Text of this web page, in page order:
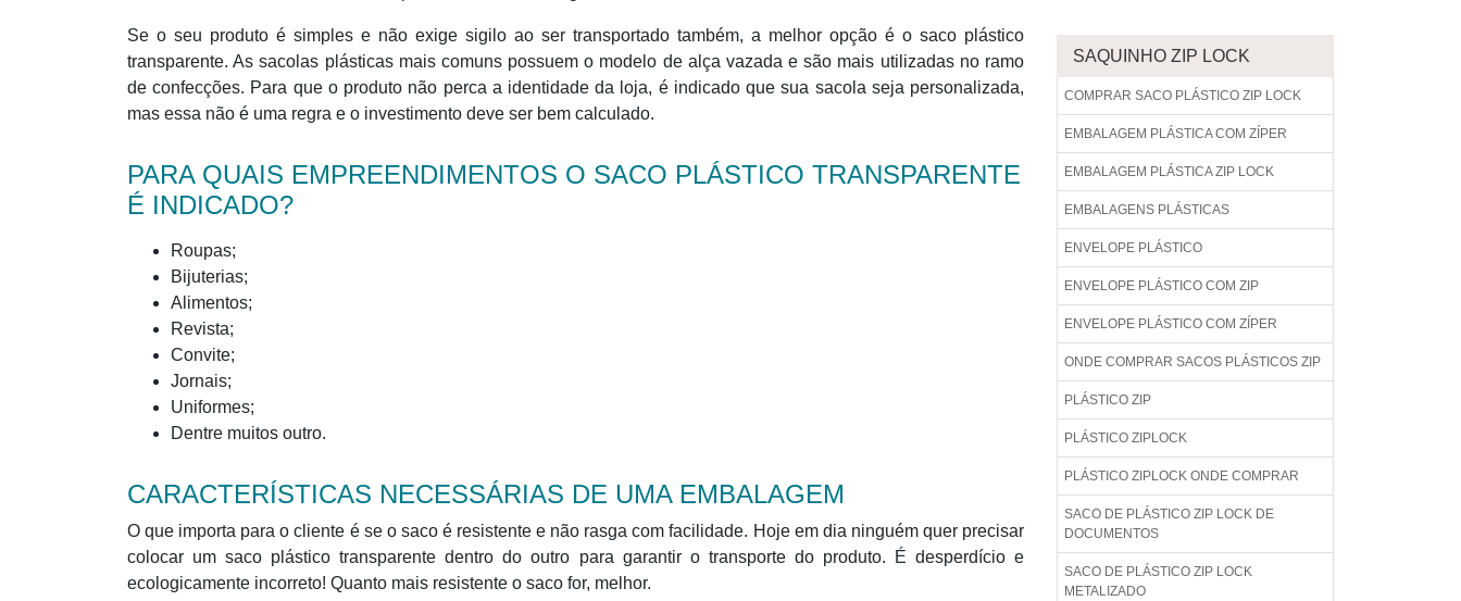
Se o seu produto é simples e não exige sigilo ao ser transportado também, a melhor opção é o saco plástico
transparente. As sacolas plásticas mais comuns possuem o modelo de alça vazada e são mais utilizadas no ramo
de confecções. Para que o produto não perca a identidade da loja, é indicado que sua sacola seja personalizada,
mas essa não é uma regra e o investimento deve ser bem calculado.
PARA QUAIS EMPREENDIMENTOS O SACO PLÁSTICO TRANSPARENTE
É INDICADO?
Roupas;
Bijuterias;
Alimentos;
Revista;
Convite;
Jornais;
Uniformes;
Dentre muitos outro.
CARACTERÍSTICAS NECESSÁRIAS DE UMA EMBALAGEM
O que importa para o cliente é se o saco é resistente e não rasga com facilidade. Hoje em dia ninguém quer precisar
colocar um saco plástico transparente dentro do outro para garantir o transporte do produto. É desperdício e
ecologicamente incorreto! Quanto mais resistente o saco for, melhor.
SAQUINHO ZIP LOCK
COMPRAR SACO PLÁSTICO ZIP LOCK
EMBALAGEM PLÁSTICA COM ZÍPER
EMBALAGEM PLÁSTICA ZIP LOCK
EMBALAGENS PLÁSTICAS
ENVELOPE PLÁSTICO
ENVELOPE PLÁSTICO COM ZIP
ENVELOPE PLÁSTICO COM ZÍPER
ONDE COMPRAR SACOS PLÁSTICOS ZIP
PLÁSTICO ZIP
PLÁSTICO ZIPLOCK
PLÁSTICO ZIPLOCK ONDE COMPRAR
SACO DE PLÁSTICO ZIP LOCK DE
DOCUMENTOS
SACO DE PLÁSTICO ZIP LOCK
METALIZADO